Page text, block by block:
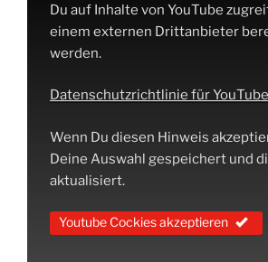
Du auf Inhalte von YouTube
einem externen Drittanbieter
werden.
Datenschutzrichtlinie für YouTube
Wenn Du diesen Hinweis
Deine Auswahl gespeichert und
aktualisiert.
Youtube Cockies akzeptieren